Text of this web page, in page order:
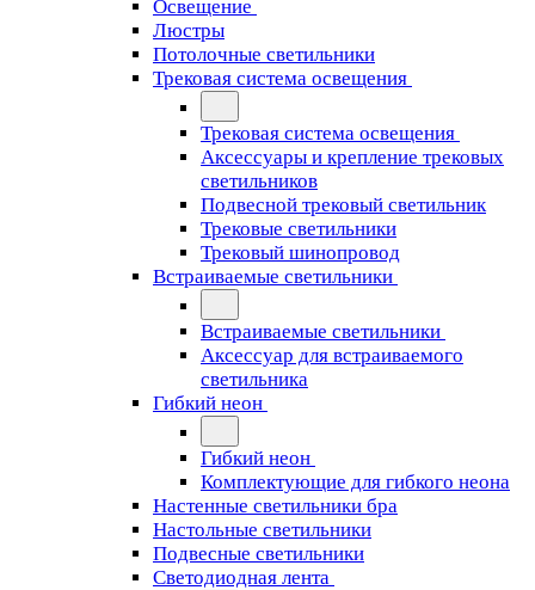
Освещение
Люстры
Потолочные светильники
Трековая система освещения
Трековая система освещения
Аксессуары и крепление трековых
светильников
Подвесной трековый светильник
Трековые светильники
Трековый шинопровод
Встраиваемые светильники
Встраиваемые светильники
Аксессуар для встраиваемого
светильника
Гибкий неон
Гибкий неон
Комплектующие для гибкого неона
Настенные светильники бра
Настольные светильники
Подвесные светильники
Светодиодная лента